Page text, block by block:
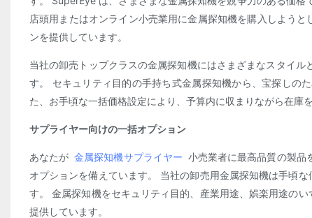
店頭用またはオンライン小売業用に金属探知機を購入しよう
ンを提供しています。
当社の卸売トップクラスの金属探知機にはさまざまなスタイ
す。 セキュリティ目的の手持ち式金属探知機から、宝探しの
た、お手頃な一括価格設定により、予算内に収まりながら在庫
サプライヤー向けの一括オプション
あなたが 金属探知機サプライヤー 小売業者に最高品質の製品
オプションを備えています。 当社の卸売用金属探知機は手頃
す。 金属探知機をセキュリティ目的、産業用途、娯楽用途の
提供しています。